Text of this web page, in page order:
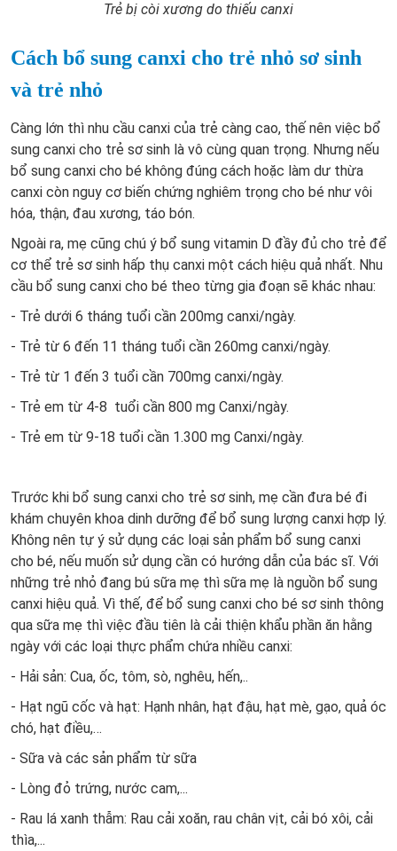
Trẻ bị còi xương do thiếu canxi
Cách bổ sung canxi cho trẻ nhỏ sơ sinh
và trẻ nhỏ
Càng lớn thì nhu cầu canxi của trẻ càng cao, thế nên việc bổ
sung canxi cho trẻ sơ sinh là vô cùng quan trọng. Nhưng nếu
bổ sung canxi cho bé không đúng cách hoặc làm dư thừa
canxi còn nguy cơ biến chứng nghiêm trọng cho bé như vôi
hóa, thận, đau xương, táo bón.
Ngoài ra, mẹ cũng chú ý bổ sung vitamin D đầy đủ cho trẻ để
cơ thể trẻ sơ sinh hấp thụ canxi một cách hiệu quả nhất. Nhu
cầu bổ sung canxi cho bé theo từng gia đoạn sẽ khác nhau:
- Trẻ dưới 6 tháng tuổi cần 200mg canxi/ngày.
- Trẻ từ 6 đến 11 tháng tuổi cần 260mg canxi/ngày.
- Trẻ từ 1 đến 3 tuổi cần 700mg canxi/ngày.
- Trẻ em từ 4-8 tuổi cần 800 mg Canxi/ngày.
- Trẻ em từ 9-18 tuổi cần 1.300 mg Canxi/ngày.
Trước khi bổ sung canxi cho trẻ sơ sinh, mẹ cần đưa bé đi
khám chuyên khoa dinh dưỡng để bổ sung lượng canxi hợp lý.
Không nên tự ý sử dụng các loại sản phẩm bổ sung canxi
cho bé, nếu muốn sử dụng cần có hướng dẫn của bác sĩ. Với
những trẻ nhỏ đang bú sữa mẹ thì sữa mẹ là nguồn bổ sung
canxi hiệu quả. Vì thế, để bổ sung canxi cho bé sơ sinh thông
qua sữa mẹ thì việc đầu tiên là cải thiện khẩu phần ăn hằng
ngày với các loại thực phẩm chứa nhiều canxi:
- Hải sản: Cua, ốc, tôm, sò, nghêu, hến,..
- Hạt ngũ cốc và hạt: Hạnh nhân, hạt đậu, hạt mè, gạo, quả óc
chó, hạt điều,…
- Sữa và các sản phẩm từ sữa
- Lòng đỏ trứng, nước cam,...
- Rau lá xanh thẫm: Rau cải xoăn, rau chân vịt, cải bó xôi, cải
thìa,...